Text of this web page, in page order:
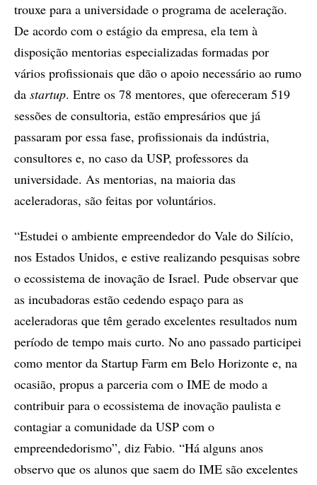
trouxe para a universidade o programa de aceleração.
De acordo com o estágio da empresa, ela tem à
disposição mentorias especializadas formadas por
vários profissionais que dão o apoio necessário ao rumo
da startup. Entre os 78 mentores, que ofereceram 519
sessões de consultoria, estão empresários que já
passaram por essa fase, profissionais da indústria,
consultores e, no caso da USP, professores da
universidade. As mentorias, na maioria das
aceleradoras, são feitas por voluntários.
“Estudei o ambiente empreendedor do Vale do Silício,
nos Estados Unidos, e estive realizando pesquisas sobre
o ecossistema de inovação de Israel. Pude observar que
as incubadoras estão cedendo espaço para as
aceleradoras que têm gerado excelentes resultados num
período de tempo mais curto. No ano passado participei
como mentor da Startup Farm em Belo Horizonte e, na
ocasião, propus a parceria com o IME de modo a
contribuir para o ecossistema de inovação paulista e
contagiar a comunidade da USP com o
empreendedorismo”, diz Fabio. “Há alguns anos
observo que os alunos que saem do IME são excelentes